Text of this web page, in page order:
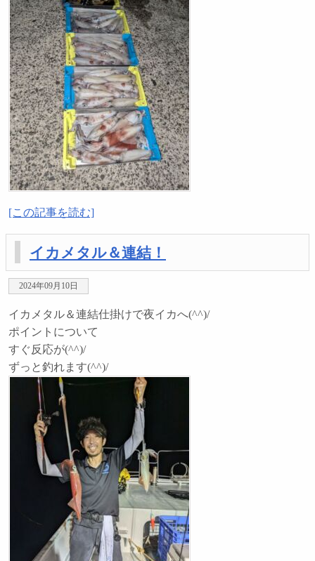
[この記事を読む]
イカメタル＆連結！
2024年09月10日
イカメタル＆連結仕掛けで夜イカへ(^^)/
ポイントについて
すぐ反応が(^^)/
ずっと釣れます(^^)/